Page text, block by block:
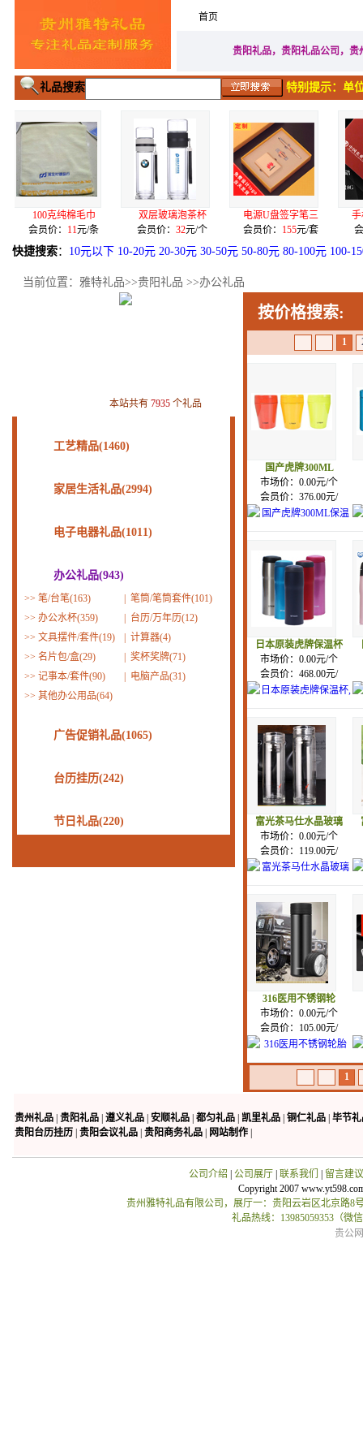
首页
贵阳礼品，贵阳礼品公司，
礼品搜索 特别提示：单
棉毛巾
元/条
双层玻璃泡茶杯
会员价：
元/个
电源U盘签字笔三
会员价：
元/套
手机二用U盘签
会员价：
元/套
快捷搜索： 10元以下 10-20元 20-30元 30-50元 50-80元 80-100元 100-
当前位置： 雅特礼品>>贵阳礼品 >>办公礼品
本站共有 7935 个礼品
工艺精品(1460)
家居生活礼品(2994)
电子电器礼品(1011)
办公礼品(943)
>> 笔/台笔(163)
笔筒/笔筒套件(101)
>> 办公水杯(359)
台历/万年历(12)
>> 文具摆件/套件(19)
计算器(4)
>> 名片包/盒(29)
奖杯奖牌(71)
>> 记事本/套件(90)
电脑产品(31)
>> 其他办公用品(64)
广告促销礼品(1065)
台历挂历(242)
节日礼品(220)
按价格搜索:
1
国产虎牌300ML
市场价：0.00元/个
会员价：376.00元/
日本原装虎牌保温杯
市场价：0.00元/个
会员价：468.00元/
富光茶马仕水晶玻璃
市场价：0.00元/个
会员价：119.00元/
316医用不锈钢轮
市场价：0.00元/个
会员价：105.00元/
1
贵州礼品 贵阳礼品 遵义礼品 安顺礼品 都匀礼品 凯里礼品 铜仁礼品 毕节
贵阳台历挂历 贵阳会议礼品 贵阳商务礼品 网站制作
公司介绍 公司展厅| 联系我们
留言建议
Copyright 2007
贵州雅特礼品有限公司，展厅一：贵阳云岩区北京路8
礼品热线：13985059353（微
贵公